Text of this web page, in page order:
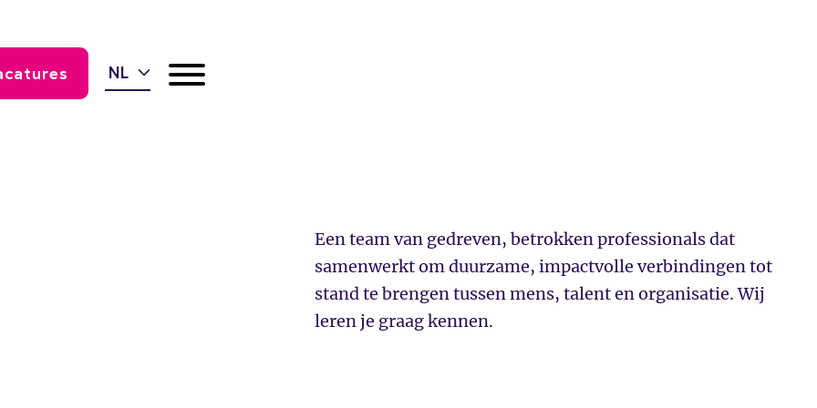
NL
Een team van gedreven, betrokken professionals dat
samenwerkt om duurzame, impactvolle verbindingen tot
stand te brengen tussen mens, talent en organisatie. Wij
leren je graag kennen.